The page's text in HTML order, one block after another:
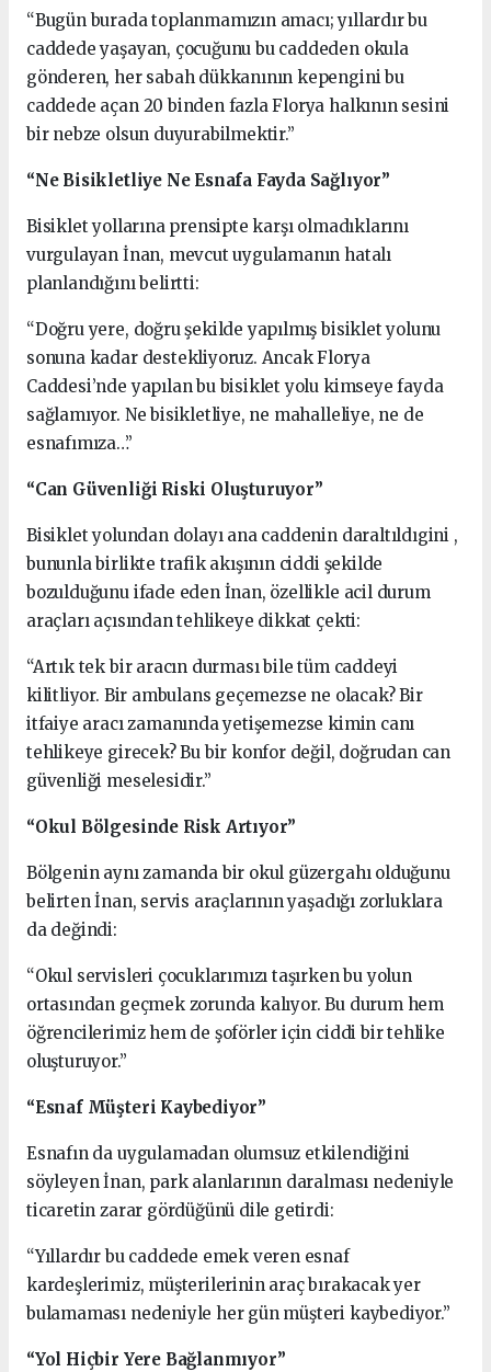
“Bugün burada toplanmamızın amacı; yıllardır bu
caddede yaşayan, çocuğunu bu caddeden okula
gönderen, her sabah dükkanının kepengini bu
caddede açan 20 binden fazla Florya halkının sesini
bir nebze olsun duyurabilmektir.”
“Ne Bisikletliye Ne Esnafa Fayda Sağlıyor”
Bisiklet yollarına prensipte karşı olmadıklarını
vurgulayan İnan, mevcut uygulamanın hatalı
planlandığını belirtti:
“Doğru yere, doğru şekilde yapılmış bisiklet yolunu
sonuna kadar destekliyoruz. Ancak Florya
Caddesi’nde yapılan bu bisiklet yolu kimseye fayda
sağlamıyor. Ne bisikletliye, ne mahalleliye, ne de
esnafımıza…”
“Can Güvenliği Riski Oluşturuyor”
Bisiklet yolundan dolayı ana caddenin daraltıldıgini ,
bununla birlikte trafik akışının ciddi şekilde
bozulduğunu ifade eden İnan, özellikle acil durum
araçları açısından tehlikeye dikkat çekti:
“Artık tek bir aracın durması bile tüm caddeyi
kilitliyor. Bir ambulans geçemezse ne olacak? Bir
itfaiye aracı zamanında yetişemezse kimin canı
tehlikeye girecek? Bu bir konfor değil, doğrudan can
güvenliği meselesidir.”
“Okul Bölgesinde Risk Artıyor”
Bölgenin aynı zamanda bir okul güzergahı olduğunu
belirten İnan, servis araçlarının yaşadığı zorluklara
da değindi:
“Okul servisleri çocuklarımızı taşırken bu yolun
ortasından geçmek zorunda kalıyor. Bu durum hem
öğrencilerimiz hem de şoförler için ciddi bir tehlike
oluşturuyor.”
“Esnaf Müşteri Kaybediyor”
Esnafın da uygulamadan olumsuz etkilendiğini
söyleyen İnan, park alanlarının daralması nedeniyle
ticaretin zarar gördüğünü dile getirdi:
“Yıllardır bu caddede emek veren esnaf
kardeşlerimiz, müşterilerinin araç bırakacak yer
bulamaması nedeniyle her gün müşteri kaybediyor.”
“Yol Hiçbir Yere Bağlanmıyor”